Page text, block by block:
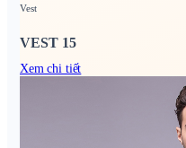
Vest
VEST 15
Xem chi tiết